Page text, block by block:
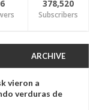
378,520
Subscribers
ARCHIVE
vieron a
verduras de